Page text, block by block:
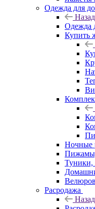
Одежда для
Назад
Одежда
Купить
Ночные
Туники,
Расродажа
Назад